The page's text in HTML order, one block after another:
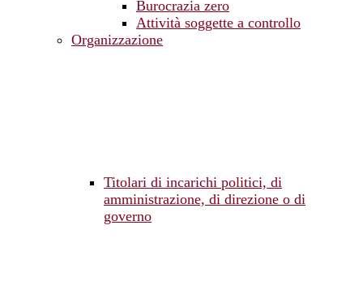
Burocrazia zero
Attività soggette a controllo
Organizzazione
Titolari di incarichi politici, di
amministrazione, di direzione o di
governo